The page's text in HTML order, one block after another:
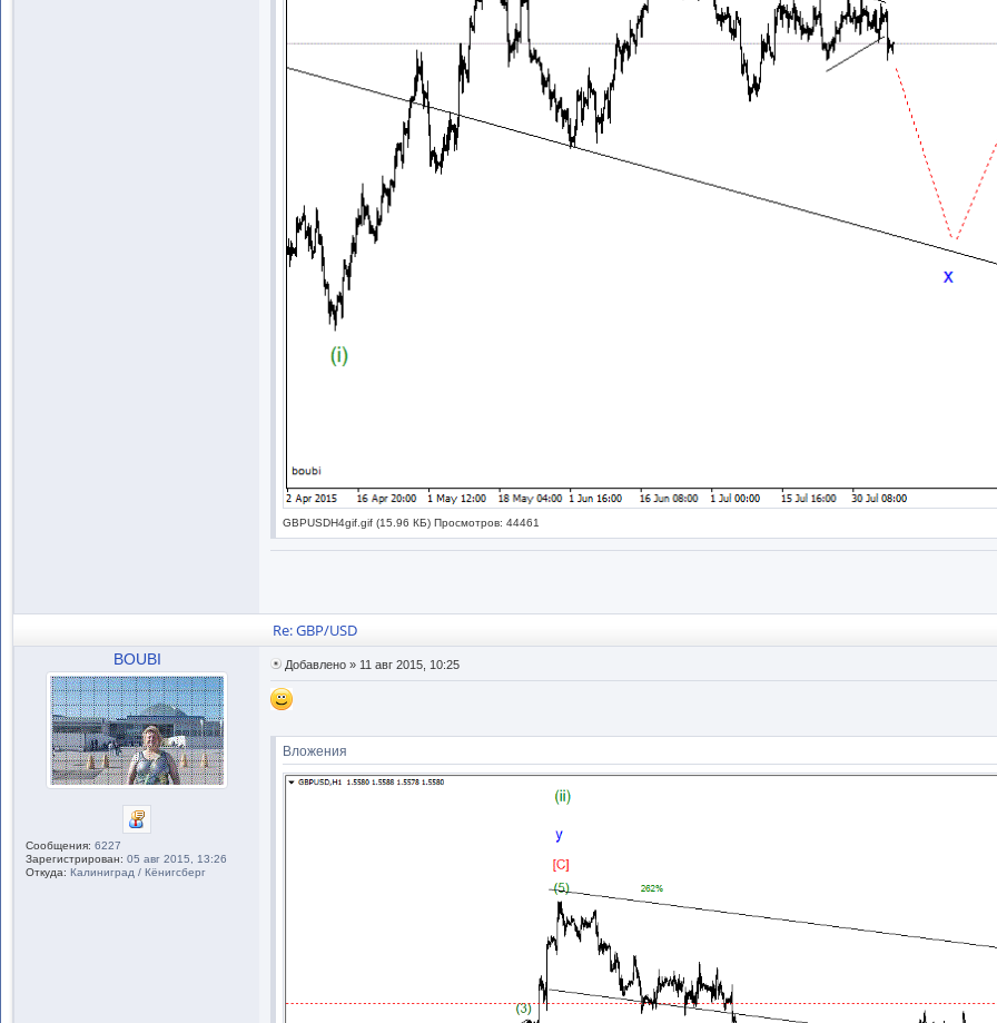
GBPUSDH4gif.gif (15.96 КБ) Просмотров: 44461
Re: GBP/USD
BOUBI
Сообщения: 6227
Зарегистрирован: 05 авг 2015, 13:26
Откуда: Калиниград / Кёнигсберг
Добавлено » 11 авг 2015, 10:25
Вложения